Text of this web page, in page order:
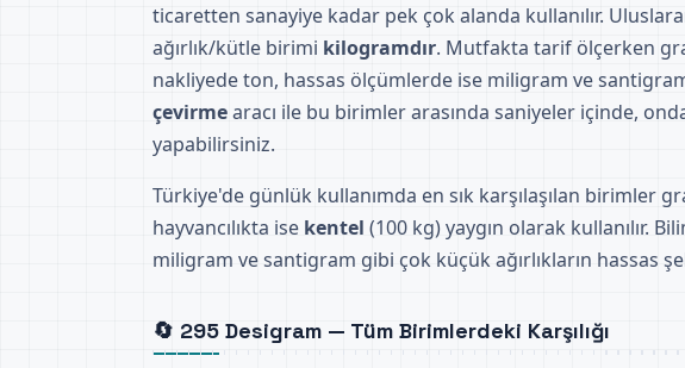
ticaretten sanayiye kadar pek çok alanda kullanılır.
ağırlık/kütle birimi kilogramdır. Mutfakta tarif ölçerken
nakliyede ton, hassas ölçümlerde ise miligram ve
çevirmearacı ile bu birimler arasında saniyeler içinde,
yapabilirsiniz.
Türkiye'de günlük kullanımda en sık karşılaşılan birimler
hayvancılıkta ise kentel (100 kg) yaygın olarak kullanılır.
miligram ve santigram gibi çok küçük ağırlıkların hassas
🔄 295 Desigram — Tüm Birimlerdeki Karşılığı